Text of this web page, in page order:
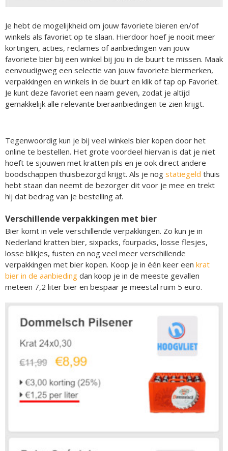
Je hebt de mogelijkheid om jouw favoriete bieren en/of
winkels als favoriet op te slaan. Hierdoor hoef je nooit meer
kortingen, acties, reclames of aanbiedingen van jouw
favoriete bier bij een winkel bij jou in de buurt te missen. Maak
eenvoudigweg een selectie van jouw favoriete biermerken,
verpakkingen en winkels in de buurt en klik of tap op Favoriet.
Je kunt deze favoriet een naam geven, zodat je altijd
gemakkelijk alle relevante bieraanbiedingen te zien krijgt.
Tegenwoordig kun je bij veel winkels bier kopen door het
online te bestellen. Het grote voordeel hiervan is dat je niet
hoeft te sjouwen met kratten pils en je ook direct andere
boodschappen thuisbezorgd krijgt. Als je nog statiegeld thuis
hebt staan dan neemt de bezorger dit voor je mee en trekt
hij dat bedrag van je bestelling af.
Verschillende verpakkingen met bier
Bier komt in vele verschillende verpakkingen. Zo kun je in
Nederland kratten bier, sixpacks, fourpacks, losse flesjes,
losse blikjes, fusten en nog veel meer verschillende
verpakkingen met bier kopen. Koop je in één keer een krat
bier in de aanbieding dan koop je in de meeste gevallen
meteen 7,2 liter bier en bespaar je meestal ruim 5 euro.